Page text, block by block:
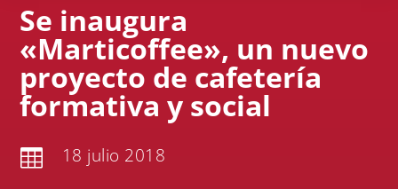
Se inaugura
«Marticoffee», un nuevo
proyecto de cafetería
formativa y social
 18 julio 2018